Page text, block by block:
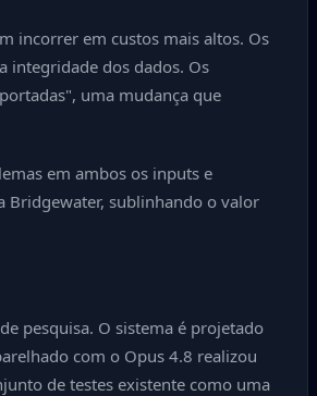
incorrer em custos mais altos. Os
integridade dos dados. Os
uma mudança que
em ambos os inputs e
Bridgewater, sublinhando o valor
pesquisa. O sistema é projetado
com o Opus 4.8 realizou
de testes existente como uma